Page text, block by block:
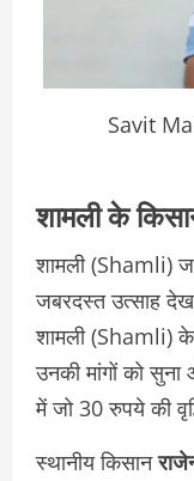
Savit
शामली के
शामली (Shamli)
जबरदस्त उत्साह
शामली (Shamli) के
उनकी मांगों को
में जो 30 रुपये की
स्थानीय किसान